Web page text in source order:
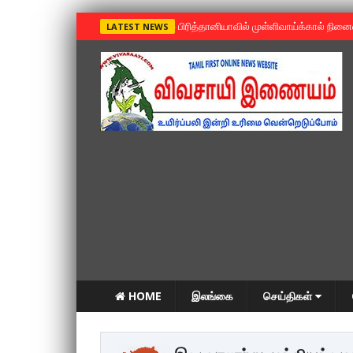
LATEST NEWS »பிரித்தானியாவில் முள்ளிவாய்க்கால்
HOME இலங்கை செய்திகள்